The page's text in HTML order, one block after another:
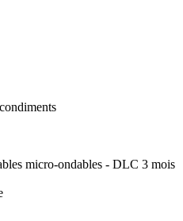
micro-ondables - DLC 3 mois